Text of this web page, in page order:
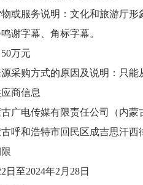
或服务说明：文化和旅游厅
谢字幕、角标字幕。
万元
采购方式的原因及说明：只能
商信息
广电传媒有限责任公司（内蒙
呼和浩特市回民区成吉思汗西
日至2024年2月28日